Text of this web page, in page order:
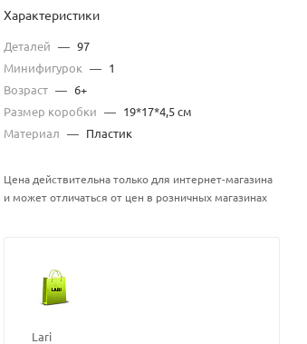
Характеристики
Деталей — 97
Минифигурок — 1
Возраст — 6+
Размер коробки — 19*17*4,5 см
Материал — Пластик
Цена действительна только для интернет-магазина
и может отличаться от цен в розничных магазинах
Lari